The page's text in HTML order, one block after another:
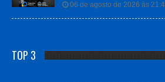
06 de agosto de 2026 às
TOP 3